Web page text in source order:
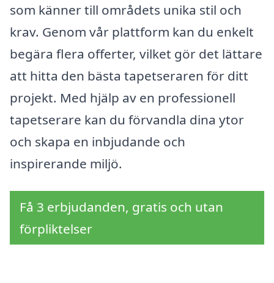
som känner till områdets unika stil och
krav. Genom vår plattform kan du enkelt
begära flera offerter, vilket gör det lättare
att hitta den bästa tapetseraren för ditt
projekt. Med hjälp av en professionell
tapetserare kan du förvandla dina ytor
och skapa en inbjudande och
inspirerande miljö.
Få 3 erbjudanden, gratis och utan
förpliktelser